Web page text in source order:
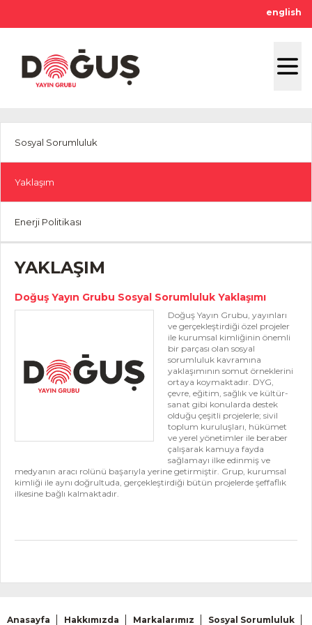
english
Sosyal Sorumluluk
Yaklaşım
Enerji Politikası
YAKLAŞIM
Doğuş Yayın Grubu Sosyal Sorumluluk Yaklaşımı
Doğuş Yayın Grubu, yayınları
ve gerçekleştirdiği özel projeler
ile kurumsal kimliğinin önemli
bir parçası olan sosyal
sorumluluk kavramına
yaklaşımının somut örneklerini
ortaya koymaktadır. DYG,
çevre, eğitim, sağlık ve kültür-
sanat gibi konularda destek
olduğu çeşitli projelerle; sivil
toplum kuruluşları, hükümet
ve yerel yönetimler ile beraber
çalışarak kamuya fayda
sağlamayı ilke edinmiş ve
medyanın aracı rolünü başarıyla yerine getirmiştir. Grup, kurumsal
kimliği ile aynı doğrultuda, gerçekleştirdiği bütün projelerde şeffaflık
ilkesine bağlı kalmaktadır.
Anasayfa Hakkımızda Markalarımız Sosyal Sorumluluk